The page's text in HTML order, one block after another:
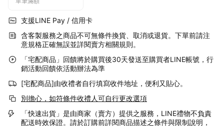
支援LINE Pay / 信用卡
含客製服務之商品不可無條件換貨、取消或退貨。下單前請注
意規格正確無誤並詳閱賣方相關規則。
「宅配商品」回饋將於購買後30天發送至購買者LINE帳號，行
銷活動回饋依活動辦法為準
[宅配商品]由收禮者自行填寫收件地址，便利又貼心。
別擔心，如符條件收禮人可自行更改選項
「快速出貨」是由商家（賣方）提供之服務，LINE禮物不負責
配送時效保證。請於訂購前詳閱商品描述之條件與限制說明，